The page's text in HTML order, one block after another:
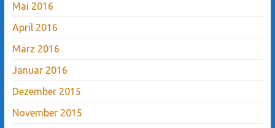
Mai 2016
April 2016
März 2016
Januar 2016
Dezember 2015
November 2015